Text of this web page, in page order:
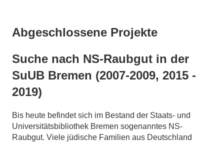
Abgeschlossene Projekte
Suche nach NS-Raubgut in der
SuUB Bremen (2007-2009, 2015 -
2019)
Bis heute befindet sich im Bestand der Staats- und
Universitätsbibliothek Bremen sogenanntes NS-
Raubgut. Viele jüdische Familien aus Deutschland